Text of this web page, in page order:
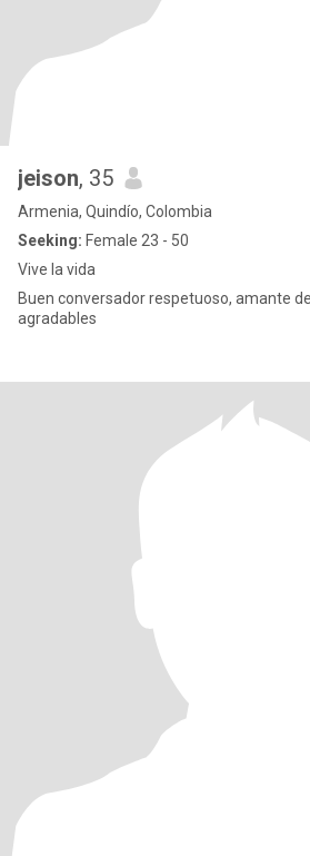
jeison, 35
Armenia, Quindío, Colombia
Seeking: Female 23 - 50
Vive la vida
Buen conversador respetuoso, amante
agradables